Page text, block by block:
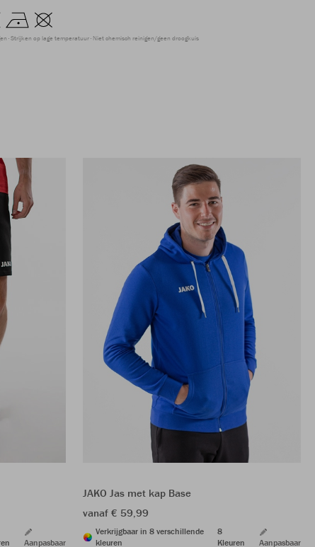
Strijken op lage temperatuur Niet chemisch reinigen/geen droogkuis
Aanpasbaar
JAKO Jas met kap Base
vanaf € 59,99
Verkrijgbaar in 8 verschillende
kleuren
8
Kleuren
Aanpasbaar